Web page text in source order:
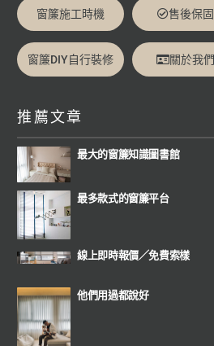
窗簾施工時機 售後保固
窗簾DIY自行裝修 關於我們
推薦文章
最大的窗簾知識圖書館
最多款式的窗簾平台
線上即時報價／免費索樣
他們用過都說好